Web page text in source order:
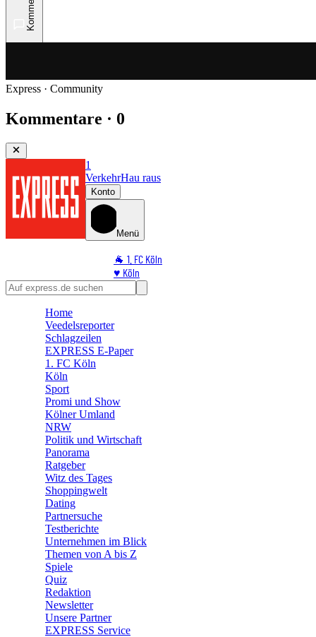
Express · Community
Kommentare · 0
1
VerkehrHau raus
Konto
Menü
🐐 1. FC Köln
♥️ Köln
⭐ Promi
🛒 Shoppingwelt
Home
Veedelsreporter
Schlagzeilen
EXPRESS E-Paper
1. FC Köln
Köln
Sport
Promi und Show
Kölner Umland
NRW
Politik und Wirtschaft
Panorama
Ratgeber
Witz des Tages
Shoppingwelt
Dating
Partnersuche
Testberichte
Unternehmen im Blick
Themen von A bis Z
Spiele
Quiz
Redaktion
Newsletter
Unsere Partner
EXPRESS Service